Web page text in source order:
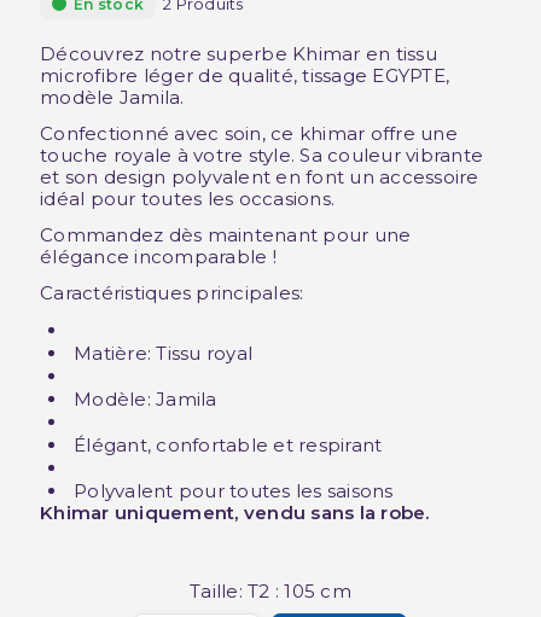
En stock
Découvrez notre superbe Khimar en tissu
microfibre léger de qualité, tissage EGYPTE,
modèle Jamila.
Confectionné avec soin, ce khimar offre une
touche royale à votre style. Sa couleur vibrante
et son design polyvalent en font un accessoire
idéal pour toutes les occasions.
Commandez dès maintenant pour une
élégance incomparable !
Caractéristiques principales:
Matière: Tissu royal
Modèle: Jamila
Élégant, confortable et respirant
Polyvalent pour toutes les saisons
Khimar uniquement, vendu sans la robe.
Taille: T2 : 105 cm